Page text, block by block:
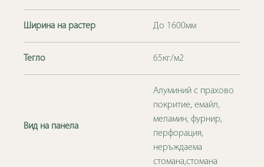
Ширина на растер До 1600мм
Тегло 65кг/м2
Вид на панела
Алуминий с прахово
покритие, емайл,
меламин, фурнир,
перфорация,
неръждаема
стомана,стомана